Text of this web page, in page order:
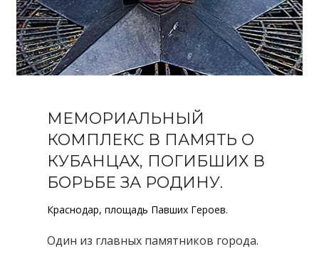
МЕМОРИАЛЬНЫЙ
КОМПЛЕКС В ПАМЯТЬ О
КУБАНЦАХ, ПОГИБШИХ В
БОРЬБЕ ЗА РОДИНУ.
Краснодар, площадь Павших Героев.
Один из главных памятников города.